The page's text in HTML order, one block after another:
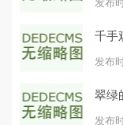
千手
发布
翠绿
发布